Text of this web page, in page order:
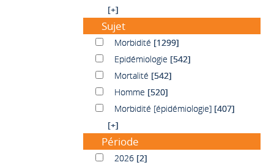
[+]
Sujet
MorbiditéMorbidité [1299]
Epidémiologie
Epidémiologie [542]
MortalitéMortalité [542]
HommeHomme [520]
Morbidité [épidémiologie]
Morbidité [épidémiologie] [407]
[+]
Période
20262026 [2]